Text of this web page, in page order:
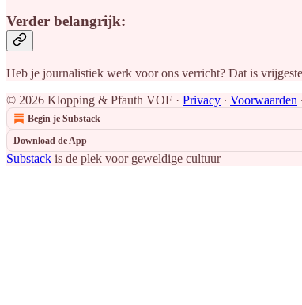
Verder belangrijk:
Heb je journalistiek werk voor ons verricht? Dat is
© 2026 Klopping & Pfauth VOF · Privacy ∙ Voorwaarden ∙
Begin je Substack
Download de App
Substack is de plek voor geweldige cultuur